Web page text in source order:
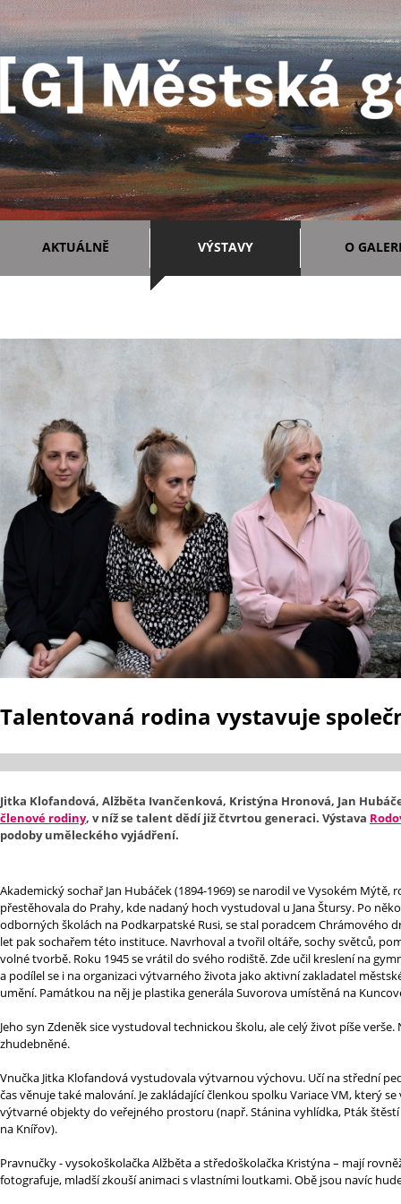
AKTUÁLNĚ VÝSTAVY O
Talentovaná rodina vystavuje
Jitka Klofandová, Alžběta Ivančenková, Kristýna Hronová, Jan
členové rodiny, v níž se talent dědí již čtvrtou generaci. Výstava
podoby uměleckého vyjádření.
Akademický sochař Jan Hubáček (1894-1969) se narodil ve Vysokém Mýtě,
přestěhovala do Prahy, kde nadaný hoch vystudoval u Jana Štursy. Po
odborných školách na Podkarpatské Rusi, se stal poradcem Chrámového
let pak sochařem této instituce. Navrhoval a tvořil oltáře, sochy světců,
volné tvorbě. Roku 1945 se vrátil do svého rodiště. Zde učil kreslení na
a podílel se i na organizaci výtvarného života jako aktivní zakladatel
umění. Památkou na něj je plastika generála Suvorova umístěná na
Jeho syn Zdeněk sice vystudoval technickou školu, ale celý život píše
zhudebněné.
Vnučka Jitka Klofandová vystudovala výtvarnou výchovu. Učí na střední
čas věnuje také malování. Je zakládající členkou spolku Variace VM, který
výtvarné objekty do veřejného prostoru (např. Stánina vyhlídka, Pták
na Knířov).
Pravnučky - vysokoškolačka Alžběta a středoškolačka Kristýna – mají
fotografuje, mladší zkouší animaci s vlastními loutkami. Obě jsou navíc